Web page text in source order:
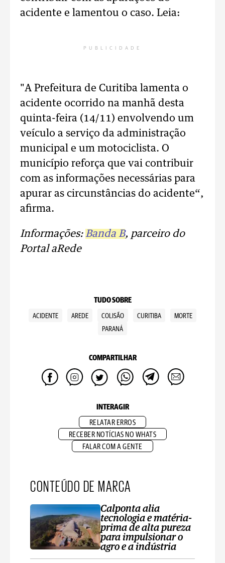
acidente e lamentou o caso. Leia:
PUBLICIDADE
"A Prefeitura de Curitiba lamenta o
acidente ocorrido na manhã desta
quinta-feira (14/11) envolvendo um
veículo a serviço da administração
municipal e um motociclista. O
município reforça que vai contribuir
com as informações necessárias para
apurar as circunstâncias do acidente“,
afirma.
Informações: Banda B, parceiro do
Portal aRede
TUDO SOBRE
ACIDENTE AREDE COLISÃO CURITIBA
MORTE
PARANÁ
COMPARTILHAR
INTERAGIR
RELATAR ERROS
RECEBER NOTÍCIAS NO WHATS
FALAR COM A GENTE
CONTEÚDO DE MARCA
Calponta alia
tecnologia e matéria-
prima de alta pureza
para impulsionar o
agro e a indústria